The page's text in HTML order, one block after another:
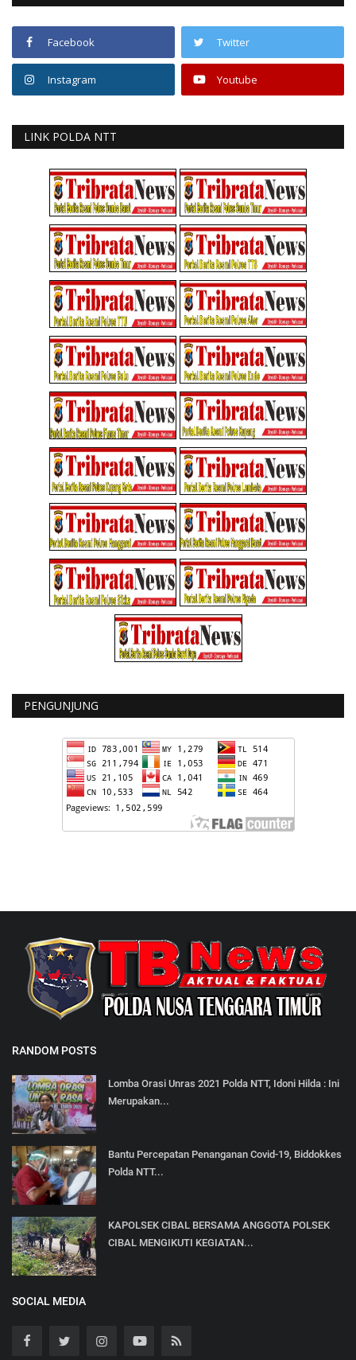
Facebook Twitter
Instagram Youtube
LINK POLDA NTT
PENGUNJUNG
RANDOM POSTS
Lomba Orasi Unras 2021 Polda NTT, Idoni Hilda : Ini
Merupakan...
Bantu Percepatan Penanganan Covid-19, Biddokkes
Polda NTT...
KAPOLSEK CIBAL BERSAMA ANGGOTA POLSEK
CIBAL MENGIKUTI KEGIATAN...
SOCIAL MEDIA